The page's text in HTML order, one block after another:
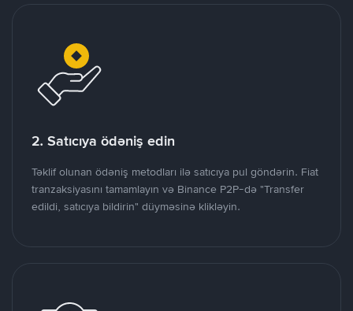
2. Satıcıya ödəniş edin
Təklif olunan ödəniş metodları ilə satıcıya pul göndərin. Fiat
tranzaksiyasını tamamlayın və Binance P2P-də "Transfer
edildi, satıcıya bildirin" düyməsinə klikləyin.